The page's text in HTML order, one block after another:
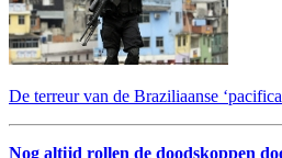
De terreur van de Braziliaanse
Nog altijd rollen de doodskoppen